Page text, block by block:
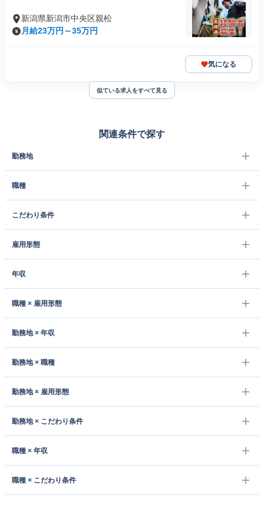
新潟県新潟市中央区親松
月給23万円～35万円
気になる
似ている求人をすべて見る
関連条件で探す
勤務地
職種
こだわり条件
雇用形態
年収
職種 × 雇用形態
勤務地 × 年収
勤務地 × 職種
勤務地 × 雇用形態
勤務地 × こだわり条件
職種 × 年収
職種 × こだわり条件